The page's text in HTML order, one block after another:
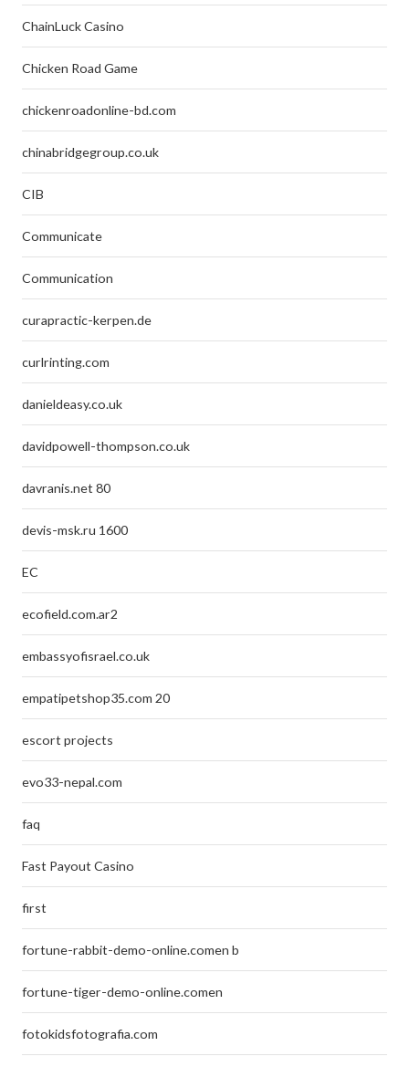
ChainLuck Casino
Chicken Road Game
chickenroadonline-bd.com
chinabridgegroup.co.uk
CIB
Communicate
Communication
curapractic-kerpen.de
curlrinting.com
danieldeasy.co.uk
davidpowell-thompson.co.uk
davranis.net 80
devis-msk.ru 1600
EC
ecofield.com.ar2
embassyofisrael.co.uk
empatipetshop35.com 20
escort projects
evo33-nepal.com
faq
Fast Payout Casino
first
fortune-rabbit-demo-online.comen b
fortune-tiger-demo-online.comen
fotokidsfotografia.com